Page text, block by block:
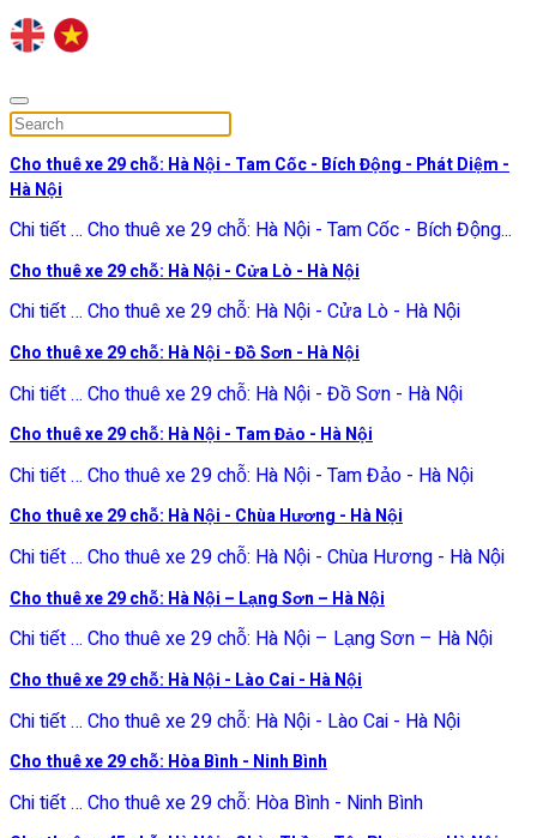
Cho thuê xe 29 chỗ: Hà Nội - Tam Cốc - Bích Động - Phát Diệm -
Hà Nội
Chi tiết … Cho thuê xe 29 chỗ: Hà Nội - Tam Cốc - Bích Động...
Cho thuê xe 29 chỗ: Hà Nội - Cửa Lò - Hà Nội
Chi tiết … Cho thuê xe 29 chỗ: Hà Nội - Cửa Lò - Hà Nội
Cho thuê xe 29 chỗ: Hà Nội - Đồ Sơn - Hà Nội
Chi tiết … Cho thuê xe 29 chỗ: Hà Nội - Đồ Sơn - Hà Nội
Cho thuê xe 29 chỗ: Hà Nội - Tam Đảo - Hà Nội
Chi tiết … Cho thuê xe 29 chỗ: Hà Nội - Tam Đảo - Hà Nội
Cho thuê xe 29 chỗ: Hà Nội - Chùa Hương - Hà Nội
Chi tiết … Cho thuê xe 29 chỗ: Hà Nội - Chùa Hương - Hà Nội
Cho thuê xe 29 chỗ: Hà Nội – Lạng Sơn – Hà Nội
Chi tiết … Cho thuê xe 29 chỗ: Hà Nội – Lạng Sơn – Hà Nội
Cho thuê xe 29 chỗ: Hà Nội - Lào Cai - Hà Nội
Chi tiết … Cho thuê xe 29 chỗ: Hà Nội - Lào Cai - Hà Nội
Cho thuê xe 29 chỗ: Hòa Bình - Ninh Bình
Chi tiết … Cho thuê xe 29 chỗ: Hòa Bình - Ninh Bình